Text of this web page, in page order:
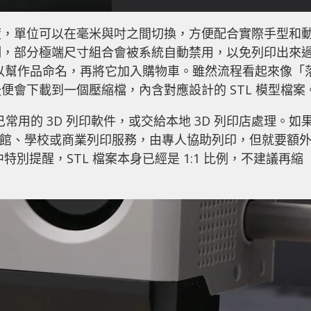
單位可以在毫米與吋之間切換，方便配合實際手型和
部分極端尺寸組合會被系統自動禁用，以免列印出來
作品命名，再將它加入購物車。雖然流程看起來像「
會下載到一個壓縮檔，內含對應設計的 STL 模型檔案
用的 3D 列印軟件，或交給本地 3D 列印店處理。如
、學校或商業列印服務，由專人協助列印，但就要額外
別提醒，STL 檔案本身已經是 1:1 比例，不建議再縮